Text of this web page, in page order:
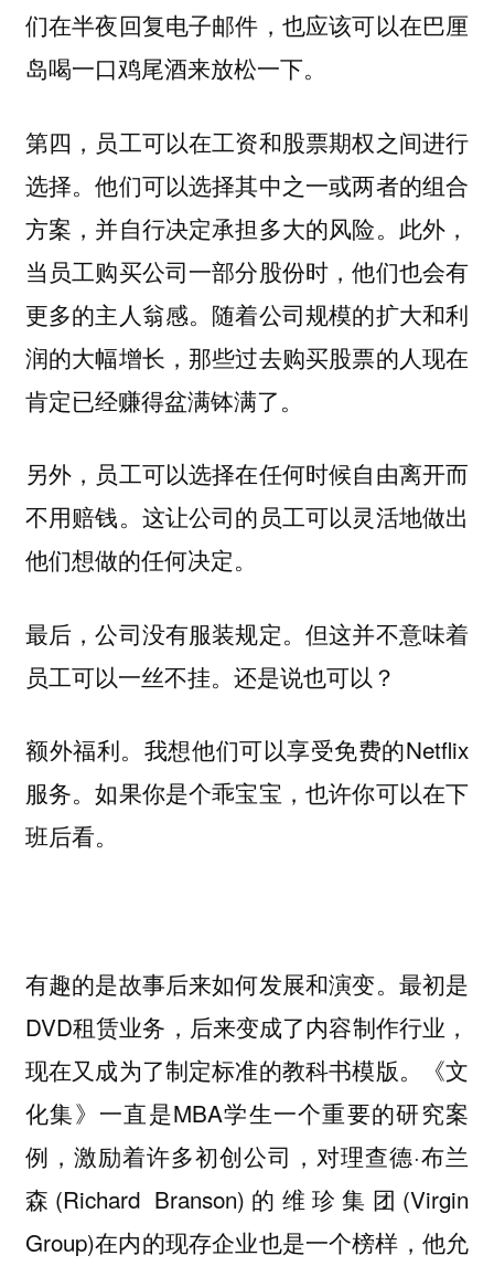
们在半夜回复电子邮件，也应该可以在巴厘
岛喝一口鸡尾酒来放松一下。
第四，员工可以在工资和股票期权之间进行
选择。他们可以选择其中之一或两者的组合
方案，并自行决定承担多大的风险。此外，
当员工购买公司一部分股份时，他们也会有
更多的主人翁感。随着公司规模的扩大和利
润的大幅增长，那些过去购买股票的人现在
肯定已经赚得盆满钵满了。
另外，员工可以选择在任何时候自由离开而
不用赔钱。这让公司的员工可以灵活地做出
他们想做的任何决定。
最后，公司没有服装规定。但这并不意味着
员工可以一丝不挂。还是说也可以？
额外福利。我想他们可以享受免费的Netflix
服务。如果你是个乖宝宝，也许你可以在下
班后看。
有趣的是故事后来如何发展和演变。最初是
DVD租赁业务，后来变成了内容制作行业，
现在又成为了制定标准的教科书模版。《文
化集》一直是MBA学生一个重要的研究案
例，激励着许多初创公司，对理查德·布兰
森(Richard Branson)的维珍集团(Virgin
Group)在内的现存企业也是一个榜样，他允